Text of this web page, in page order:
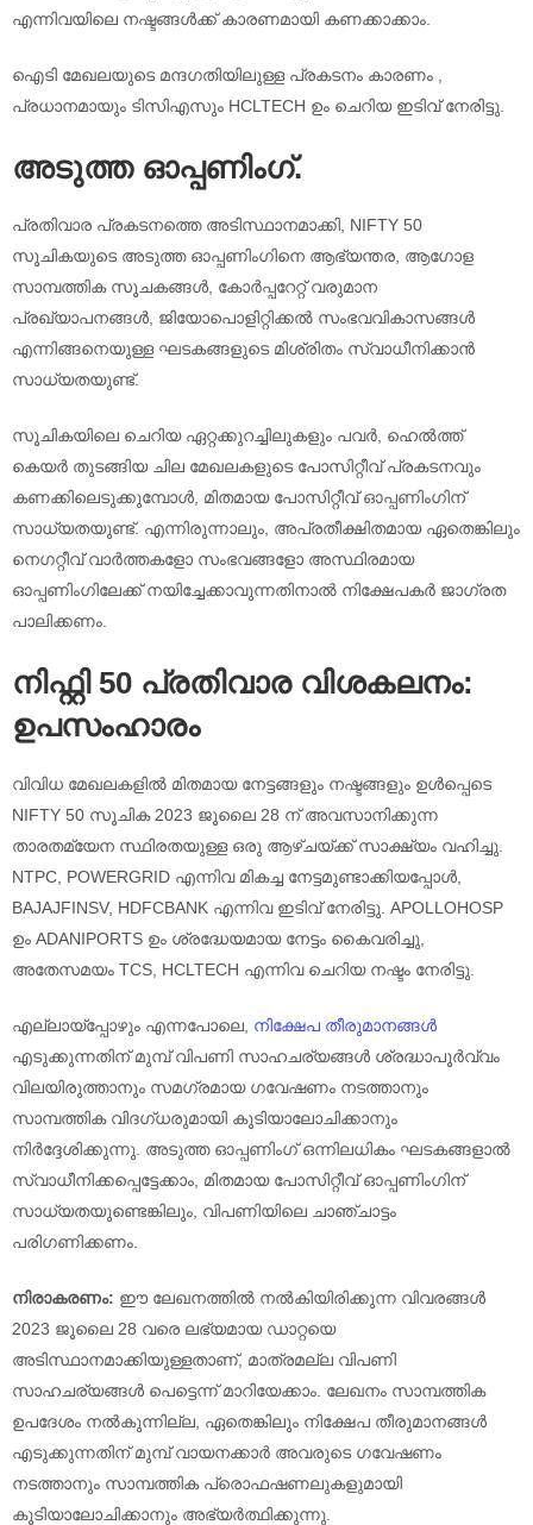
എന്നിവയിലെ നഷ്ടങ്ങൾക്ക് കാരണമായി കണക്കാക്കാം.
ഐടി മേഖലയുടെ മന്ദഗതിയിലുള്ള പ്രകടനം കാരണം ,
പ്രധാനമായും ടിസിഎസും HCLTECH ഉം ചെറിയ ഇടിവ് നേരിട്ടു.
അടുത്ത ഓപ്പണിംഗ്.
പ്രതിവാര പ്രകടനത്തെ അടിസ്ഥാനമാക്കി, NIFTY 50
സൂചികയുടെ അടുത്ത ഓപ്പണിംഗിനെ ആഭ്യന്തര, ആഗോള
സാമ്പത്തിക സൂചകങ്ങൾ, കോർപ്പറേറ്റ് വരുമാന
പ്രഖ്യാപനങ്ങൾ, ജിയോപൊളിറ്റിക്കൽ സംഭവവികാസങ്ങൾ
എന്നിങ്ങനെയുള്ള ഘടകങ്ങളുടെ മിശ്രിതം സ്വാധീനിക്കാൻ
സാധ്യതയുണ്ട്.
സൂചികയിലെ ചെറിയ ഏറ്റക്കുറച്ചിലുകളും പവർ, ഹെൽത്ത്
കെയർ തുടങ്ങിയ ചില മേഖലകളുടെ പോസിറ്റീവ് പ്രകടനവും
കണക്കിലെടുക്കുമ്പോൾ, മിതമായ പോസിറ്റീവ് ഓപ്പണിംഗിന്
സാധ്യതയുണ്ട്. എന്നിരുന്നാലും, അപ്രതീക്ഷിതമായ ഏതെങ്കിലും
നെഗറ്റീവ് വാർത്തകളോ സംഭവങ്ങളോ അസ്ഥിരമായ
ഓപ്പണിംഗിലേക്ക് നയിച്ചേക്കാവുന്നതിനാൽ നിക്ഷേപകർ ജാഗ്രത
പാലിക്കണം.
നിഫ്റ്റി 50 പ്രതിവാര വിശകലനം:
ഉപസംഹാരം
വിവിധ മേഖലകളിൽ മിതമായ നേട്ടങ്ങളും നഷ്ടങ്ങളും ഉൾപ്പെടെ
NIFTY 50 സൂചിക 2023 ജൂലൈ 28 ന് അവസാനിക്കുന്ന
താരതമ്യേന സ്ഥിരതയുള്ള ഒരു ആഴ്‌ചയ്ക്ക് സാക്ഷ്യം വഹിച്ചു.
NTPC, POWERGRID എന്നിവ മികച്ച നേട്ടമുണ്ടാക്കിയപ്പോൾ,
BAJAJFINSV, HDFCBANK എന്നിവ ഇടിവ് നേരിട്ടു. APOLLOHOSP
ഉം ADANIPORTS ഉം ശ്രദ്ധേയമായ നേട്ടം കൈവരിച്ചു,
അതേസമയം TCS, HCLTECH എന്നിവ ചെറിയ നഷ്ടം നേരിട്ടു.
എല്ലായ്‌പ്പോഴും എന്നപോലെ, നിക്ഷേപ തീരുമാനങ്ങൾ
എടുക്കുന്നതിന് മുമ്പ് വിപണി സാഹചര്യങ്ങൾ ശ്രദ്ധാപൂർവ്വം
വിലയിരുത്താനും സമഗ്രമായ ഗവേഷണം നടത്താനും
സാമ്പത്തിക വിദഗ്ധരുമായി കൂടിയാലോചിക്കാനും
നിർദ്ദേശിക്കുന്നു. അടുത്ത ഓപ്പണിംഗ് ഒന്നിലധികം ഘടകങ്ങളാൽ
സ്വാധീനിക്കപ്പെട്ടേക്കാം, മിതമായ പോസിറ്റീവ് ഓപ്പണിംഗിന്
സാധ്യതയുണ്ടെങ്കിലും, വിപണിയിലെ ചാഞ്ചാട്ടം
പരിഗണിക്കണം.
നിരാകരണം: ഈ ലേഖനത്തിൽ നൽകിയിരിക്കുന്ന വിവരങ്ങൾ
2023 ജൂലൈ 28 വരെ ലഭ്യമായ ഡാറ്റയെ
അടിസ്ഥാനമാക്കിയുള്ളതാണ്, മാത്രമല്ല വിപണി
സാഹചര്യങ്ങൾ പെട്ടെന്ന് മാറിയേക്കാം. ലേഖനം സാമ്പത്തിക
ഉപദേശം നൽകുന്നില്ല, ഏതെങ്കിലും നിക്ഷേപ തീരുമാനങ്ങൾ
എടുക്കുന്നതിന് മുമ്പ് വായനക്കാർ അവരുടെ ഗവേഷണം
നടത്താനും സാമ്പത്തിക പ്രൊഫഷണലുകളുമായി
കൂടിയാലോചിക്കാനും അഭ്യർത്ഥിക്കുന്നു.